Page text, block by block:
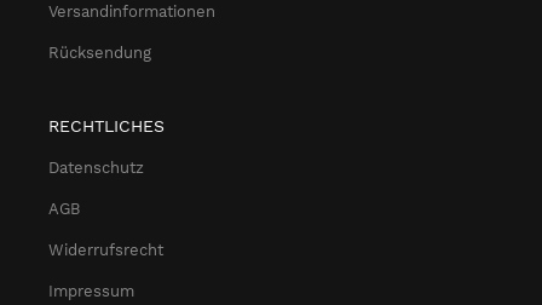
Versandinformationen
Rücksendung
RECHTLICHES
Datenschutz
AGB
Widerrufsrecht
Impressum